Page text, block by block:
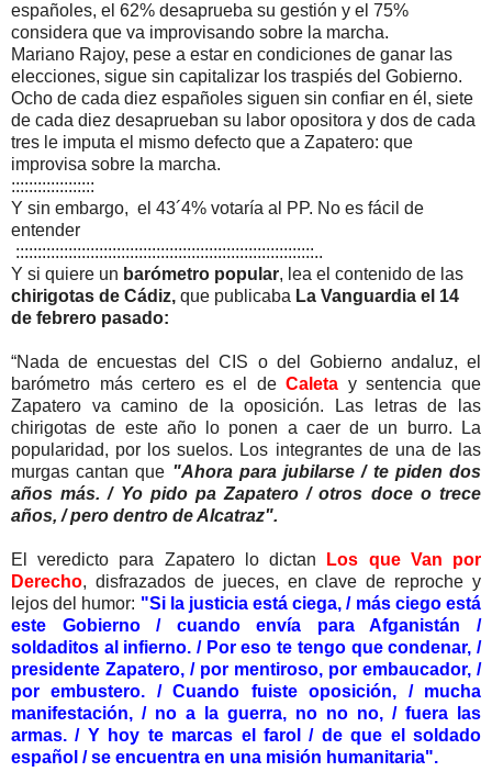
españoles, el 62% desaprueba su gestión y el 75%
considera que va improvisando sobre la marcha.
Mariano Rajoy, pese a estar en condiciones de ganar las
elecciones, sigue sin capitalizar los traspiés del Gobierno.
Ocho de cada diez españoles siguen sin confiar en él, siete
de cada diez desaprueban su labor opositora y dos de cada
tres le imputa el mismo defecto que a Zapatero: que
improvisa sobre la marcha.
:::::::::::::::::::
Y sin embargo, el 43´4% votaría al PP. No es fácil de
entender
::::::::::::::::::::::::::::::::::::::::::::::::::::::::::::::::::::..
Y si quiere un barómetro popular, lea el contenido de las
chirigotas de Cádiz, que publicaba La Vanguardia el 14
de febrero pasado:
“Nada de encuestas del CIS o del Gobierno andaluz, el
barómetro más certero es el deCaleta y sentencia que
Zapatero va camino de la oposición. Las letras de las
chirigotas de este año lo ponen a caer de un burro. La
popularidad, por los suelos. Los integrantes de una de las
murgas cantan que "Ahora para jubilarse / te piden dos
años más. / Yo pido pa Zapatero / otros doce o trece
años, / pero dentro de Alcatraz".
El veredicto para Zapatero lo dictan
Los que Van por
Derecho, disfrazados de jueces, en clave de reproche y
lejos del humor: "Si la justicia está ciega, / más ciego está
este Gobierno / cuando envía para Afganistán /
soldaditos al infierno. / Por eso te tengo que condenar, /
presidente Zapatero, / por mentiroso, por embaucador, /
por embustero. / Cuando fuiste oposición, / mucha
manifestación, / no a la guerra, no no no, / fuera las
armas. / Y hoy te marcas el farol / de que el soldado
español / se encuentra en una misión humanitaria".